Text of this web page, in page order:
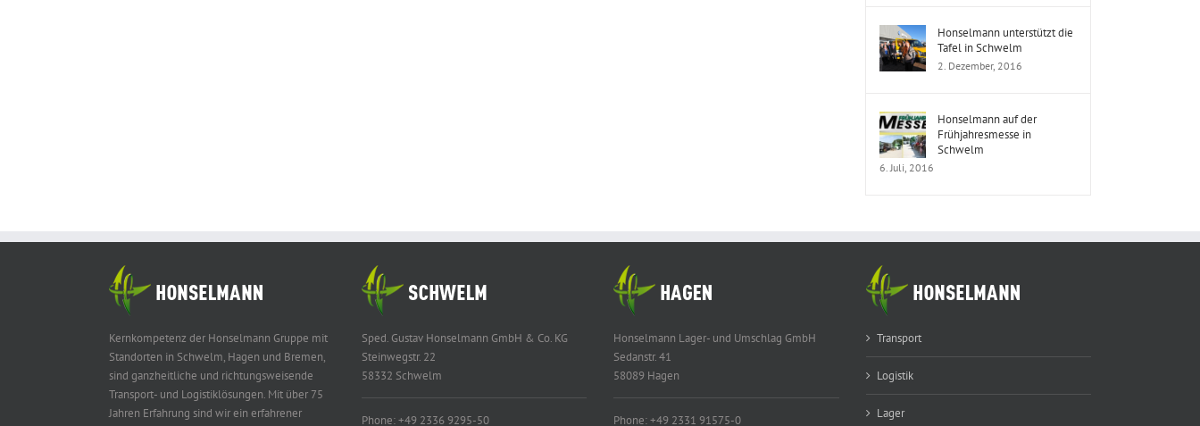
Honselmann unterstützt die
Tafel in Schwelm
2. Dezember, 2016
Honselmann auf der
Frühjahresmesse in
Schwelm
6. Juli, 2016
Kernkompetenz der Honselmann Gruppe mit
Standorten in Schwelm, Hagen und Bremen,
sind ganzheitliche und richtungsweisende
Transport- und Logistiklösungen. Mit über 75
Jahren Erfahrung sind wir ein erfahrener
Sped. Gustav Honselmann GmbH & Co. KG
Steinwegstr. 22
58332 Schwelm
Phone: +49 2336 9295-50
Honselmann Lager- und Umschlag GmbH
Sedanstr. 41
58089 Hagen
Phone: +49 2331 91575-0
Transport
Logistik
Lager